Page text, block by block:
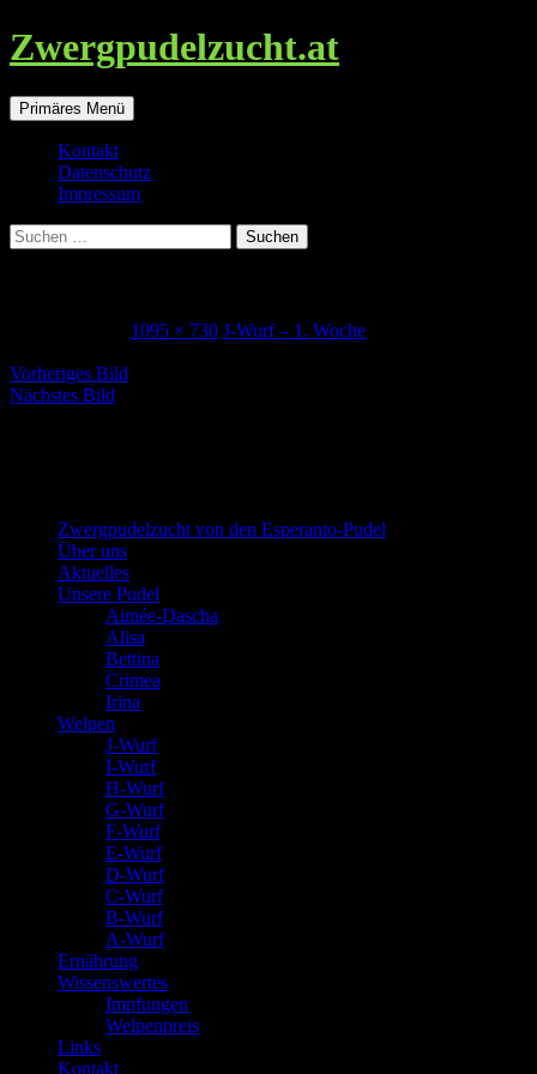
Zwergpudelzucht.at
Suchen
Primäres Menü Zum
Inhalt
Kontakt
Datenschutz
Impressum
Suchen
nach:
1095 × 730 J-Wurf – 1. Woche
Vorheriges Bild
Nächstes Bild
Zwergpudelzucht von den Esperanto-Pudel
Über uns
Aktuelles
Unsere Pudel
Aimée-Dascha
Alisa
Bettina
Crimea
Irina
Welpen
J-Wurf
I-Wurf
H-Wurf
G-Wurf
F-Wurf
E-Wurf
D-Wurf
C-Wurf
B-Wurf
A-Wurf
Ernährung
Wissenswertes
Impfungen
Welpenpreis
Links
Kontakt